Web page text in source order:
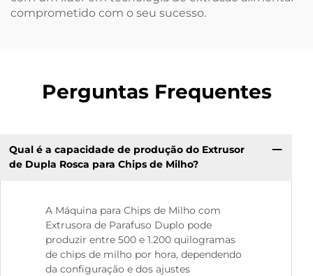
comprometido com o seu sucesso.
Perguntas Frequentes
Qual é a capacidade de produção do Extrusor
de Dupla Rosca para Chips de Milho?
A Máquina para Chips de Milho com
Extrusora de Parafuso Duplo pode
produzir entre 500 e 1.200 quilogramas
de chips de milho por hora, dependendo
da configuração e dos ajustes